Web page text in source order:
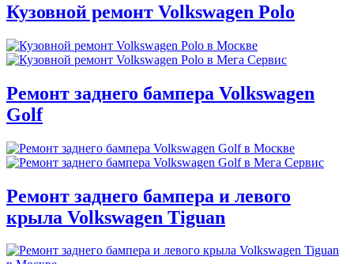
Кузовной ремонт Volkswagen Polo
Ремонт заднего бампера Volkswagen
Golf
Ремонт заднего бампера и левого
крыла Volkswagen Tiguan